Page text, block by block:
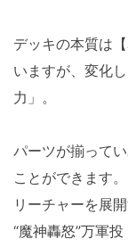
デッキの本質は
いますが、変化
力」。
パーツが揃って
ことができます
リーチャーを展
“魔神轟怒”万軍